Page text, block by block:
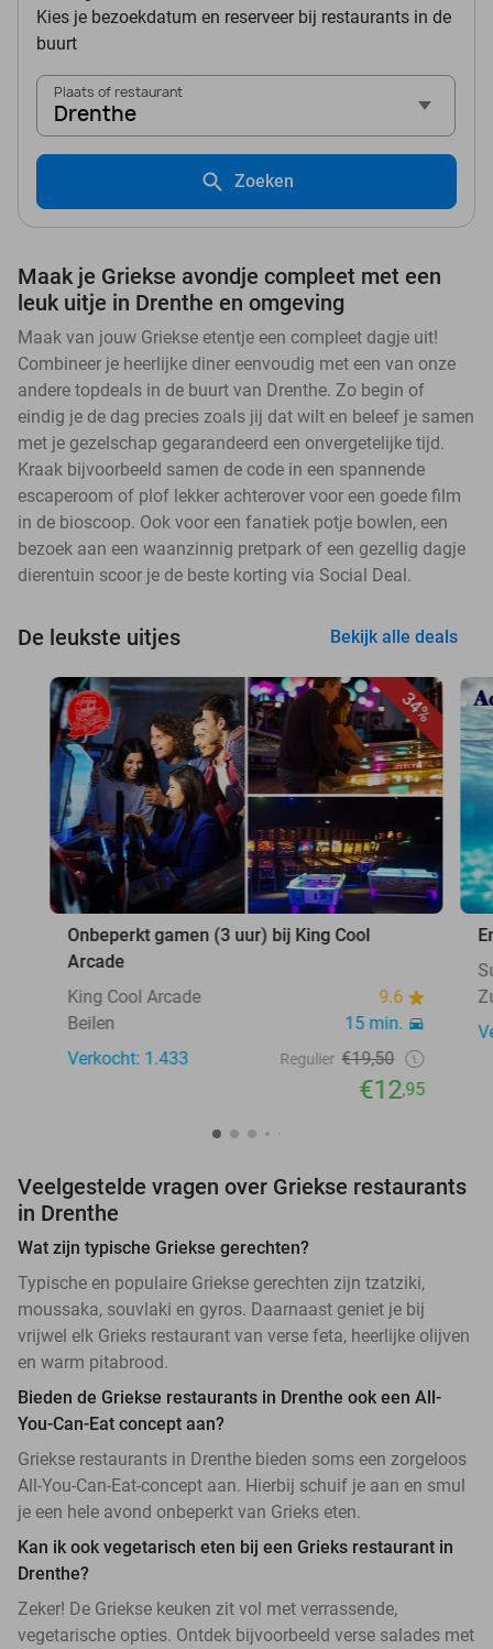
Kies je bezoekdatum en reserveer bij restaurants in de
buurt
Plaats of restaurant
Drenthe
Zoeken
Maak je Griekse avondje compleet met een
leuk uitje in Drenthe en omgeving
Maak van jouw Griekse etentje een compleet dagje uit!
Combineer je heerlijke diner eenvoudig met een van onze
andere topdeals in de buurt van Drenthe. Zo begin of
eindig je de dag precies zoals jij dat wilt en beleef je samen
met je gezelschap gegarandeerd een onvergetelijke tijd.
Kraak bijvoorbeeld samen de code in een spannende
escaperoom of plof lekker achterover voor een goede film
in de bioscoop. Ook voor een fanatiek potje bowlen, een
bezoek aan een waanzinnig pretpark of een gezellig dagje
dierentuin scoor je de beste korting via Social Deal.
De leukste uitjes Bekijk alle deals
34%
Onbeperkt gamen (3 uur) bij King Cool
Arcade
King Cool Arcade
9.6
Beilen
15 min.
Verkocht: 1.433
Regulier €19,50
€12,95
Veelgestelde vragen over Griekse restaurants
in Drenthe
Wat zijn typische Griekse gerechten?
Typische en populaire Griekse gerechten zijn tzatziki,
moussaka, souvlaki en gyros. Daarnaast geniet je bij
vrijwel elk Grieks restaurant van verse feta, heerlijke olijven
en warm pitabrood.
Bieden de Griekse restaurants in Drenthe ook een All-
You-Can-Eat concept aan?
Griekse restaurants in Drenthe bieden soms een zorgeloos
All-You-Can-Eat-concept aan. Hierbij schuif je aan en smul
je een hele avond onbeperkt van Grieks eten.
Kan ik ook vegetarisch eten bij een Grieks restaurant in
Drenthe?
Zeker! De Griekse keuken zit vol met verrassende,
vegetarische opties. Ontdek bijvoorbeeld verse salades met